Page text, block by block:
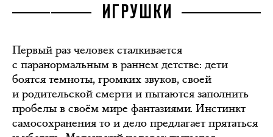
ИГРУШКИ
Первый раз человек сталкивается
с паранормальным в раннем детстве: дети
боятся темноты, громких звуков, своей
и родительской смерти и пытаются заполнить
пробелы в своём мире фантазиями. Инстинкт
самосохранения то и дело предлагает прятаться